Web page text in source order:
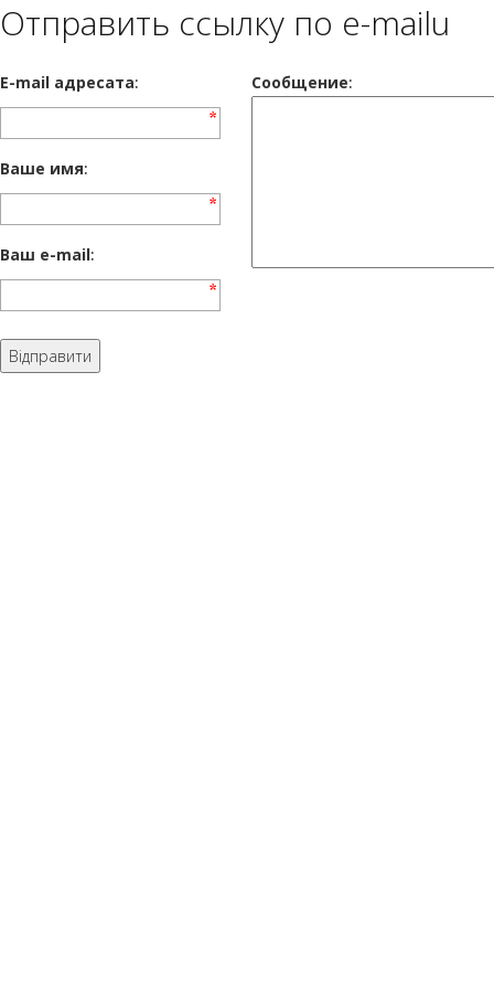
Отправить ссылку по e-mailu
E-mail адресата: Сообщение:
Ваше имя:
Ваш e-mail: